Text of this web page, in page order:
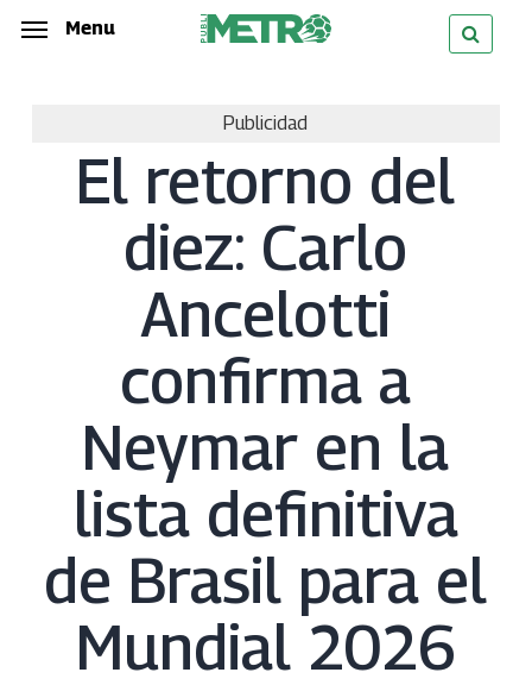
Skip
Menu
Publicidad
El retorno del
diez: Carlo
Ancelotti
confirma a
Neymar en la
lista definitiva
de Brasil para el
Mundial 2026
Menu